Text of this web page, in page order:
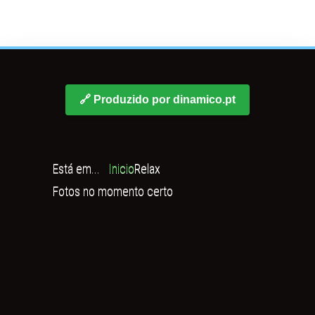
🔗 Produzido por dinamico.pt
Está em... InicioRelax
Fotos no momento certo